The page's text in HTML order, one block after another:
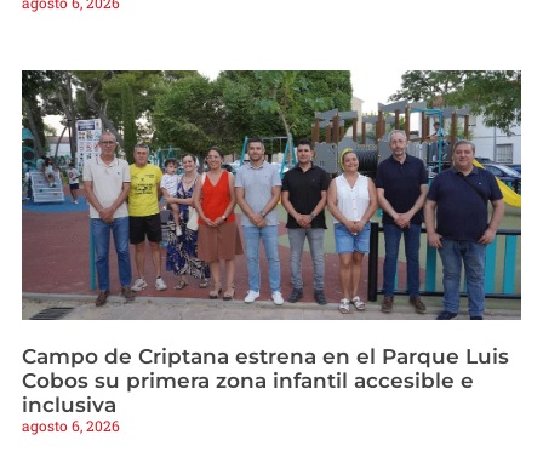
Campo de Criptana estrena en el Parque Luis
Cobos su primera zona infantil accesible e
inclusiva
agosto 6, 2026